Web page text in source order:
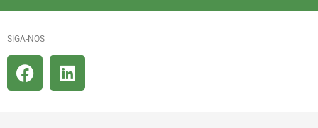
SIGA-NOS